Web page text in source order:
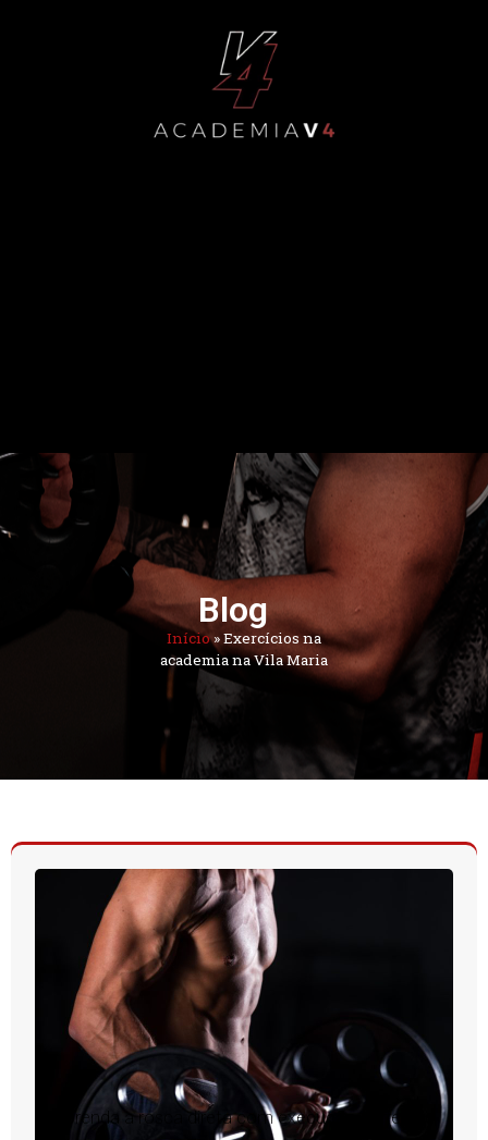
Blog
Início»Exercícios na
academia na Vila Maria
Aprenda a rosca direta com execução perfeita e